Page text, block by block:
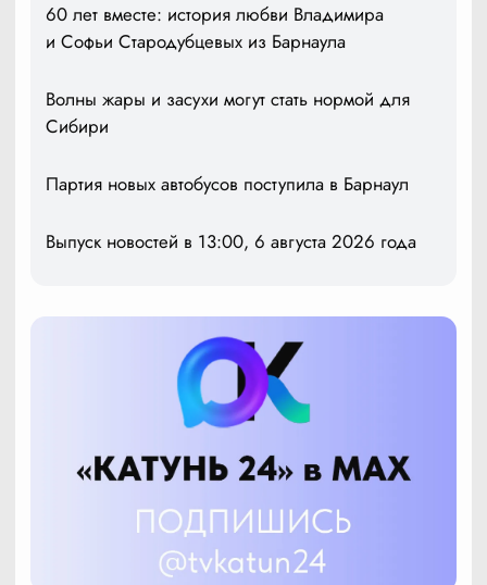
60 лет вместе: история любви Владимира
и Софьи Стародубцевых из Барнаула
Волны жары и засухи могут стать нормой для
Сибири
Партия новых автобусов поступила в Барнаул
Выпуск новостей в 13:00, 6 августа 2026 года